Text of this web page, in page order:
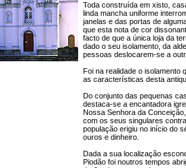
Toda construída em xisto,
linda mancha uniforme
janelas e das portas de
que esta nota de cor
facto de que a única loja da
dado o seu isolamento, da
pessoas deslocarem-se a
Foi na realidade o isolamento
as características desta
Do conjunto das pequenas
destaca-se a encantadora
Nossa Senhora da
com os seus singulares
população erigiu no início do
ouros e dinheiro.
Dada a sua localização
Piodão foi noutros tempos